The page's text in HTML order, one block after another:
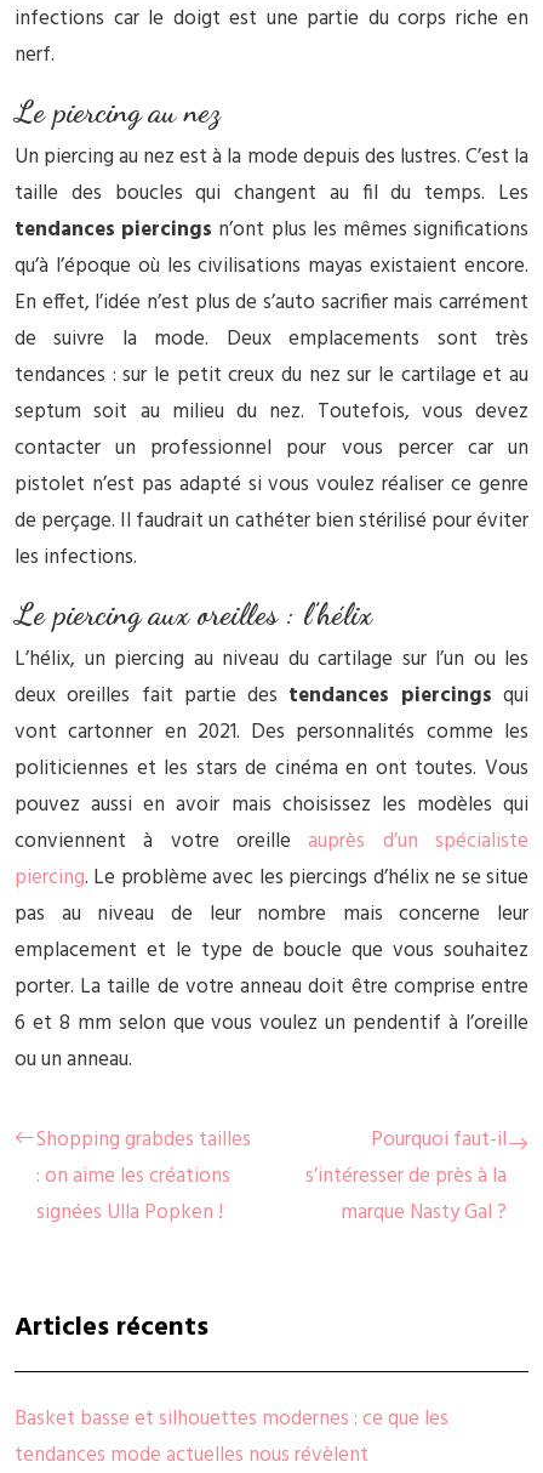
infections car le doigt est une partie du corps riche en
nerf.
Le piercing au nez
Un piercing au nez est à la mode depuis des lustres. C’est la
taille des boucles qui changent au fil du temps. Les
tendances piercings n’ont plus les mêmes significations
qu’à l’époque où les civilisations mayas existaient encore.
En effet, l’idée n’est plus de s’auto sacrifier mais carrément
de suivre la mode. Deux emplacements sont très
tendances : sur le petit creux du nez sur le cartilage et au
septum soit au milieu du nez. Toutefois, vous devez
contacter un professionnel pour vous percer car un
pistolet n’est pas adapté si vous voulez réaliser ce genre
de perçage. Il faudrait un cathéter bien stérilisé pour éviter
les infections.
Le piercing aux oreilles : l’hélix
L’hélix, un piercing au niveau du cartilage sur l’un ou les
deux oreilles fait partie des tendances piercings qui
vont cartonner en 2021. Des personnalités comme les
politiciennes et les stars de cinéma en ont toutes. Vous
pouvez aussi en avoir mais choisissez les modèles qui
conviennent à votre oreilleauprès d’un spécialiste
piercing. Le problème avec les piercings d’hélix ne se situe
pas au niveau de leur nombre mais concerne leur
emplacement et le type de boucle que vous souhaitez
porter. La taille de votre anneau doit être comprise entre
6 et 8 mm selon que vous voulez un pendentif à l’oreille
ou un anneau.
Shopping grabdes tailles
: on aime les créations
signées Ulla Popken !
Pourquoi faut-il
s’intéresser de près à la
marque Nasty Gal ?
Articles récents
Basket basse et silhouettes modernes : ce que les
tendances mode actuelles nous révèlent